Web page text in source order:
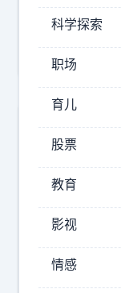
新
科学探索
职场
育儿
股票
教育
影视
情感